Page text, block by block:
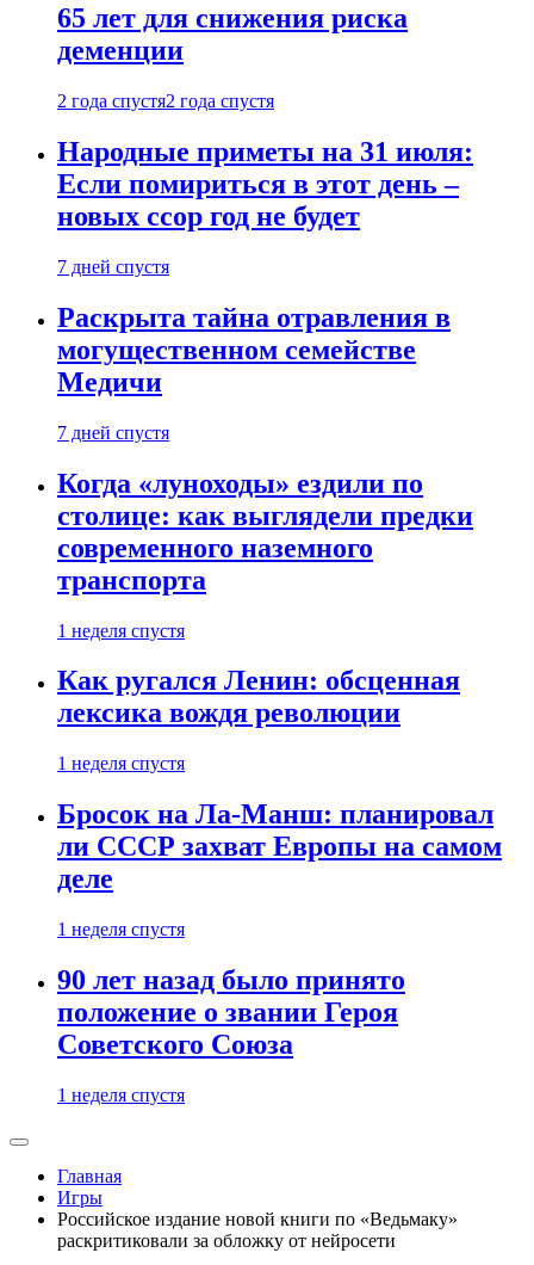
65 лет для снижения риска
деменции
2 года спустя2 года спустя
Народные приметы на 31 июля:
Если помириться в этот день –
новых ссор год не будет
7 дней спустя
Раскрыта тайна отравления в
могущественном семействе
Медичи
7 дней спустя
Когда «луноходы» ездили по
столице: как выглядели предки
современного наземного
транспорта
1 неделя спустя
Как ругался Ленин: обсценная
лексика вождя революции
1 неделя спустя
Бросок на Ла-Манш: планировал
ли СССР захват Европы на самом
деле
1 неделя спустя
90 лет назад было принято
положение о звании Героя
Советского Союза
1 неделя спустя
Главная
Игры
Российское издание новой книги по «Ведьмаку»
раскритиковали за обложку от нейросети